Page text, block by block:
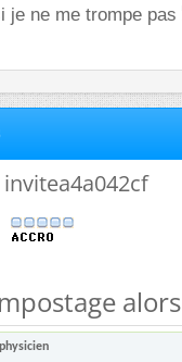
je ne me trompe pas
invitea4a042cf
alors